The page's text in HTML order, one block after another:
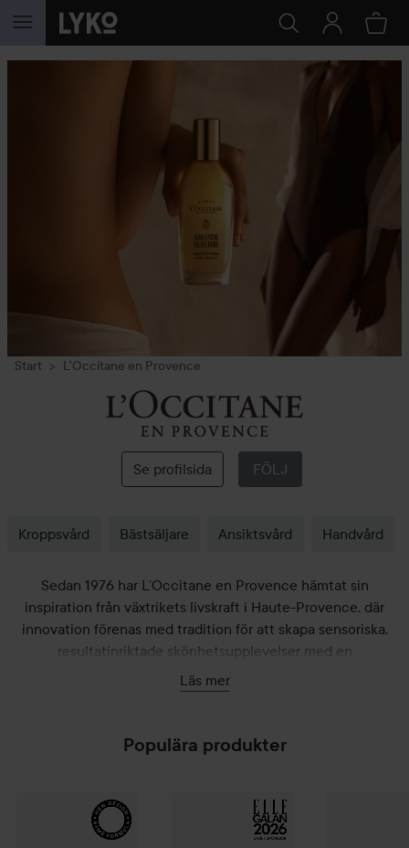
HOPPA TILL INNEHÅLLET
Start L'Occitane en Provence
L'Occitane
en
Provence
Se profilsida FÖLJ
Kroppsvård Bästsäljare Ansiktsvård Handvård
Sedan 1976 har L’Occitane en Provence hämtat sin
inspiration från växtrikets livskraft i Haute-Provence, där
innovation förenas med tradition för att skapa sensoriska,
resultatinriktade skönhetsupplevelser med en
hållbarhetsdriven filosofi.
Läs mer
Populära produkter
L'Occitane en Provence Almond Shower Oil
L'Occitane en Provence